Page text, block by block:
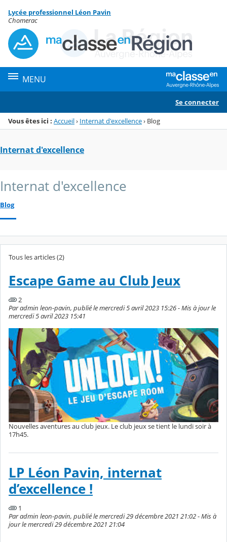
Menu de la rubrique
Contenu
Lycée professionnel Léon Pavin
Chomerac
MENU
Se connecter
Vous êtes ici : Accueil› Internat d'excellence› Blog
Internat d'excellence
Internat d'excellence
Blog
Tous les articles (2)
Escape Game au Club Jeux
2
Par admin leon-pavin, publié le mercredi 5 avril 2023 15:26 - Mis à jour le
mercredi 5 avril 2023 15:41
Nouvelles aventures au club jeux. Le club jeux se tient le lundi soir à
17h45.
LP Léon Pavin, internat
d’excellence !
1
Par admin leon-pavin, publié le mercredi 29 décembre 2021 21:02 - Mis à
jour le mercredi 29 décembre 2021 21:04